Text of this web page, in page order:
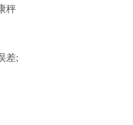
秤
差;